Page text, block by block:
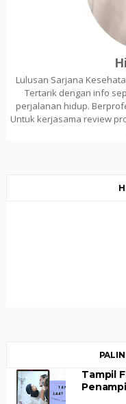
Lulusan Sarjana
Tertarik dengan info
perjalanan hidup.
Untuk kerjasama review
Tampil